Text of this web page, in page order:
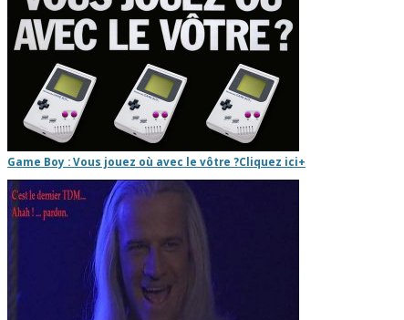
Game Boy : Vous jouez où avec le vôtre ?Cliquez ici+